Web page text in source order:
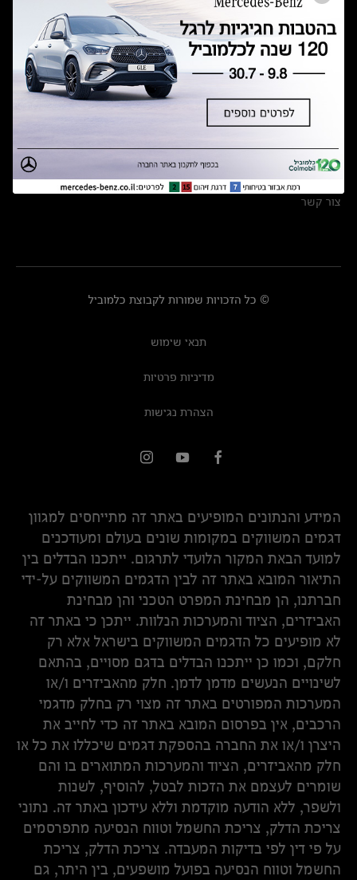
תקנון ימי מכירות 120 לכלמוביל
מצאו אותנו
אולמות תצוגה
מרכזי שירות
צור קשר
© כל הזכויות שמורות לקבוצת כלמוביל
תנאי שימוש
מדיניות פרטיות
הצהרת נגישות
המידע והנתונים המופיעים באתר זה מתייחסים למגוון
דגמים המשווקים במקומות שונים בעולם ומעודכנים
למועד הבאת המקור הלועדי לתרגום. ייתכנו הבדלים בין
התיאור המובא באתר זה לבין הדגמים המשווקים על-ידי
חברתנו, הן מבחינת המפרט הטכני והן מבחינת
האביזרים, הציוד והמערכות הנלוות. ייתכן כי באתר זה
לא מופיעים כל הדגמים המשווקים בישראל אלא רק
חלקם, וכמו כן ייתכנו הבדלים בדגם מסויים, בהתאם
לשינויים הנעשים מדמן לדמן. חלק מהאביזרים ו/או
המערכות המפורטים באתר זה מצוי רק בחלק מדגמי
הרכבים, אין בפרסום המובא באתר זה כדי לחייב את
היצרן ו/או את החברה בהספקת דגמים שיכללו את כל או
חלק מהאביזרים, הציוד והמערכות המתוארים בו והם
שומרים לעצמם את הזכות לבטל, להוסיף, לשנות
ולשפר, ללא הודעה מוקדמת וללא עידכון באתר זה. נתוני
צריכת הדלק, צריכת החשמל וטווח הנסיעה מתפרסמים
על פי דין לפי בדיקות המעבדה. צריכת הדלק, צריכת
החשמל וטווח הנסיעה בפועל מושפעים, בין היתר, גם